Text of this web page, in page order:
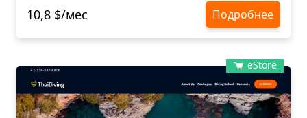
10,8 $/мес
Подробнее
eStore